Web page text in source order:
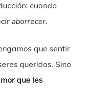
cuando
aborrecer.
que sentir
queridos. Sino
que les